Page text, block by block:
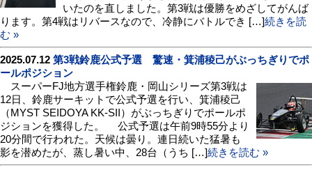
いたのを直しました。第3戦は優勝をめざしてがんば
ります。第4戦はリバースなので、冷静にバトルでき […]続きを読
む »
2025.07.12 第3戦鈴鹿公式予選 驚速・箕浦稜己がぶっちぎりでポ
ールポジション
スーパーFJ地方選手権鈴鹿・岡山シリーズ第3戦は
12日、鈴鹿サーキットで公式予選を行い、箕浦稜己
（MYST SEIDOYA KK-SII）がぶっちぎりでポールポ
ジションを獲得した。 公式予選は午前9時55分より
20分間で行われた。天候は曇り。連日続いた猛暑も
影を潜めたが、蒸し暑い中、28台（うち […]続きを読む »